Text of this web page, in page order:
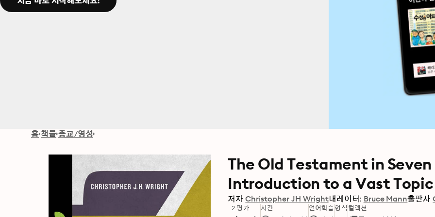
홈 책들 종교/영성
The Old Testament in
Introduction to a Vast Topic
저자 Christopher JH Wright내레이터: Bruce Mann출판사
2 평가 시간 언어학습형식 컬렉션